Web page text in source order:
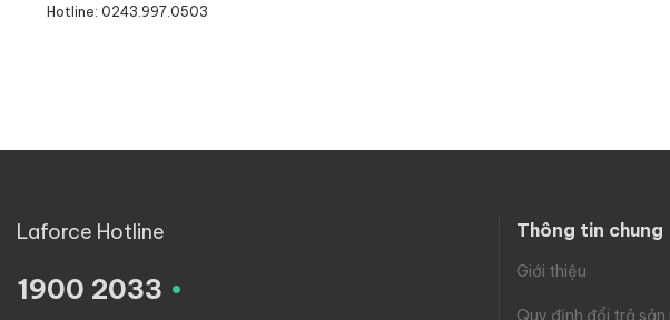
Hotline: 0243.997.0503
Laforce Hotline
1900 2033 .
Thông tin chung
Giới thiệu
Quy định đổi trả sản